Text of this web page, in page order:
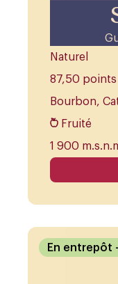
Naturel
87,50 points
Bourbon,
Fruité
1 900
En entrepôt